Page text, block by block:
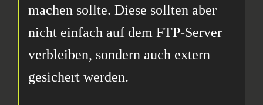
machen sollte. Diese sollten aber
nicht einfach auf dem FTP-Server
verbleiben, sondern auch extern
gesichert werden.